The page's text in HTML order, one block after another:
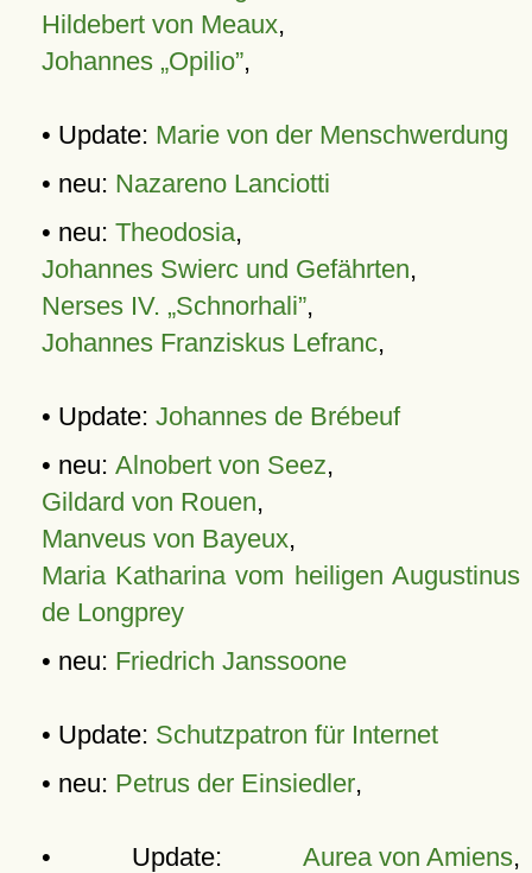
Hildebert von Meaux,
Johannes „Opilio”,
• Update: Marie von der Menschwerdung
• neu: Nazareno Lanciotti
• neu: Theodosia,
Johannes Swierc und Gefährten,
Nerses IV. „Schnorhali”,
Johannes Franziskus Lefranc,
• Update: Johannes de Brébeuf
• neu: Alnobert von Seez,
Gildard von Rouen,
Manveus von Bayeux,
Maria Katharina vom heiligen Augustinus
de Longprey
• neu: Friedrich Janssoone
• Update: Schutzpatron für Internet
• neu: Petrus der Einsiedler,
• Update: Aurea von Amiens,